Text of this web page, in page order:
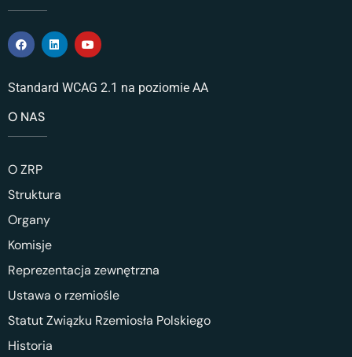
Standard WCAG 2.1 na poziomie AA
O NAS
O ZRP
Struktura
Organy
Komisje
Reprezentacja zewnętrzna
Ustawa o rzemiośle
Statut Związku Rzemiosła Polskiego
Historia